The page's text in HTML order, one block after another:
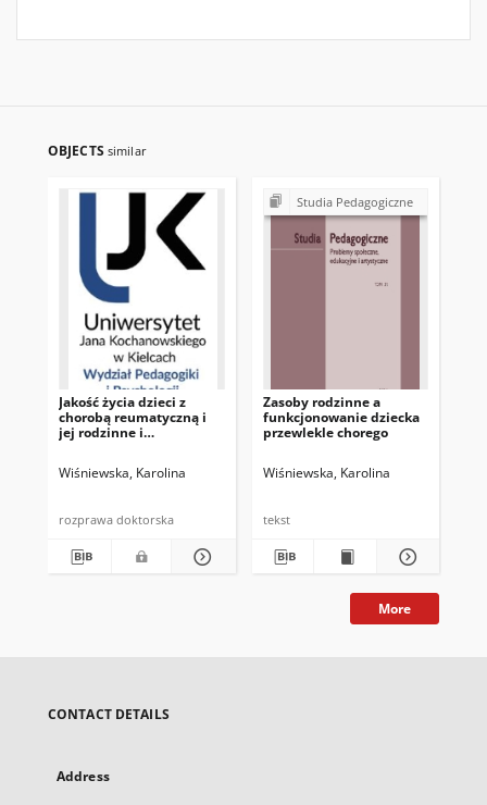
OBJECTS similar
Jakość życia dzieci z
chorobą reumatyczną i
jej rodzinne i
Wiśniewska, Karolina
rozprawa doktorska
Studia Pedagogiczne
Zasoby rodzinne a
funkcjonowanie dziecka
przewlekle chorego
Wiśniewska, Karolina
tekst
More
CONTACT DETAILS
Address